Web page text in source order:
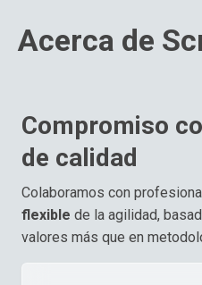
Acerca de
Compromiso
de calidad
Colaboramos con
flexible de la agilidad,
valores más que en